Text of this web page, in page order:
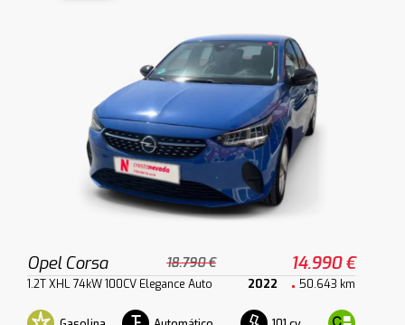
Opel Corsa 18.790 € 14.990 €
1.2T XHL 74kW 100CV Elegance Auto 2022 50.643 km